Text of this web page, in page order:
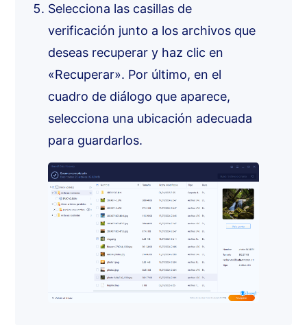
Selecciona las casillas de
verificación junto a los archivos que
deseas recuperar y haz clic en
«Recuperar». Por último, en el
cuadro de diálogo que aparece,
selecciona una ubicación adecuada
para guardarlos.